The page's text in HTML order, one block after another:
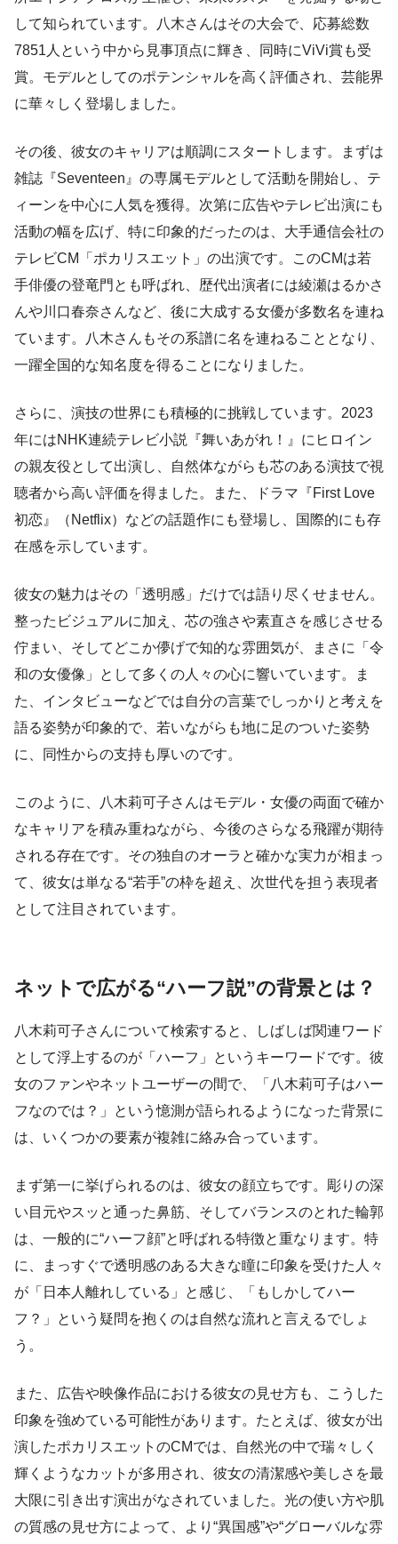
して知られています。八木さんはその大会で、応募総数
7851人という中から見事頂点に輝き、同時にViVi賞も受
賞。モデルとしてのポテンシャルを高く評価され、芸能界
に華々しく登場しました。
その後、彼女のキャリアは順調にスタートします。まずは
雑誌『Seventeen』の専属モデルとして活動を開始し、テ
ィーンを中心に人気を獲得。次第に広告やテレビ出演にも
活動の幅を広げ、特に印象的だったのは、大手通信会社の
テレビCM「ポカリスエット」の出演です。このCMは若
手俳優の登竜門とも呼ばれ、歴代出演者には綾瀬はるかさ
んや川口春奈さんなど、後に大成する女優が多数名を連ね
ています。八木さんもその系譜に名を連ねることとなり、
一躍全国的な知名度を得ることになりました。
さらに、演技の世界にも積極的に挑戦しています。2023
年にはNHK連続テレビ小説『舞いあがれ！』にヒロイン
の親友役として出演し、自然体ながらも芯のある演技で視
聴者から高い評価を得ました。また、ドラマ『First Love
初恋』（Netflix）などの話題作にも登場し、国際的にも存
在感を示しています。
彼女の魅力はその「透明感」だけでは語り尽くせません。
整ったビジュアルに加え、芯の強さや素直さを感じさせる
佇まい、そしてどこか儚げで知的な雰囲気が、まさに「令
和の女優像」として多くの人々の心に響いています。ま
た、インタビューなどでは自分の言葉でしっかりと考えを
語る姿勢が印象的で、若いながらも地に足のついた姿勢
に、同性からの支持も厚いのです。
このように、八木莉可子さんはモデル・女優の両面で確か
なキャリアを積み重ねながら、今後のさらなる飛躍が期待
される存在です。その独自のオーラと確かな実力が相まっ
て、彼女は単なる“若手”の枠を超え、次世代を担う表現者
として注目されています。
ネットで広がる“ハーフ説”の背景とは？
八木莉可子さんについて検索すると、しばしば関連ワード
として浮上するのが「ハーフ」というキーワードです。彼
女のファンやネットユーザーの間で、「八木莉可子はハー
フなのでは？」という憶測が語られるようになった背景に
は、いくつかの要素が複雑に絡み合っています。
まず第一に挙げられるのは、彼女の顔立ちです。彫りの深
い目元やスッと通った鼻筋、そしてバランスのとれた輪郭
は、一般的に“ハーフ顔”と呼ばれる特徴と重なります。特
に、まっすぐで透明感のある大きな瞳に印象を受けた人々
が「日本人離れしている」と感じ、「もしかしてハー
フ？」という疑問を抱くのは自然な流れと言えるでしょ
う。
また、広告や映像作品における彼女の見せ方も、こうした
印象を強めている可能性があります。たとえば、彼女が出
演したポカリスエットのCMでは、自然光の中で瑞々しく
輝くようなカットが多用され、彼女の清潔感や美しさを最
大限に引き出す演出がなされていました。光の使い方や肌
の質感の見せ方によって、より“異国感”や“グローバルな雰